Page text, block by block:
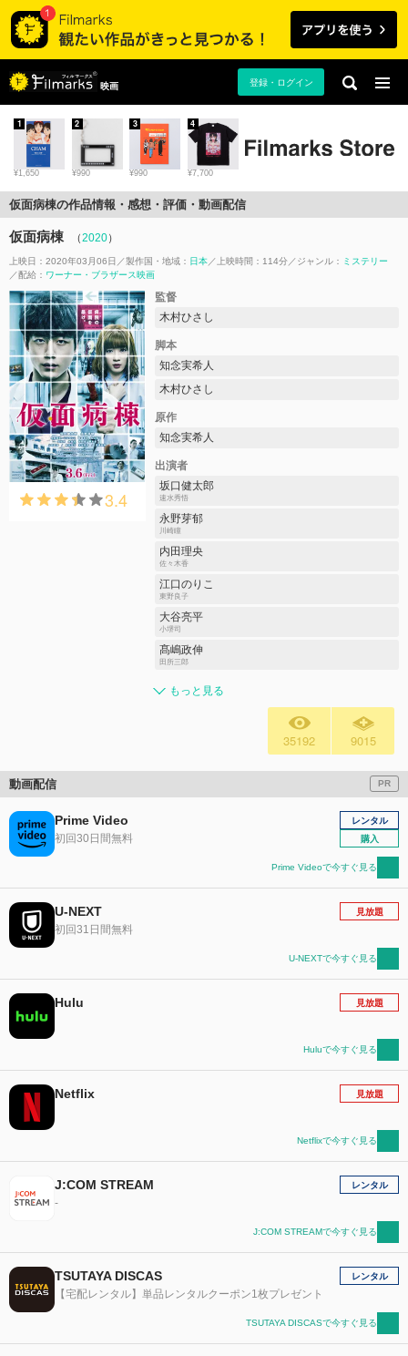
映画 登録・ログイン
¥1,650
1
¥990
2
¥990
3
¥7,700
4
仮面病棟の作品情報・感想・評価・動画配信
仮面病棟 （2020）
上映日：2020年03月06日 製作国・地域： 日本 上映時間：114分 ジャンル： ミステリー
配給： ワーナー・ブラザース映画
3.4
監督
木村ひさし
脚本
知念実希人
木村ひさし
原作
知念実希人
出演者
坂口健太郎
速水秀悟
永野芽郁
川崎瞳
内田理央
佐々木香
江口のりこ
東野良子
大谷亮平
小堺司
髙嶋政伸
田所三郎
もっと見る
35192 9015
動画配信 PR
Prime Video
初回30日間無料
レンタル
購入
Prime Videoで今すぐ見る
U-NEXT
初回31日間無料
見放題
U-NEXTで今すぐ見る
Hulu 見放題
Huluで今すぐ見る
Netflix 見放題
Netflixで今すぐ見る
J:COM STREAM
-
レンタル
J:COM STREAMで今すぐ見る
TSUTAYA DISCAS
【宅配レンタル】単品レンタルクーポン1枚プレゼント
レンタル
TSUTAYA DISCASで今すぐ見る